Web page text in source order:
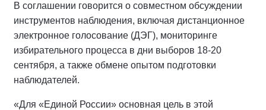
В соглашении говорится о совместном обсуждении
инструментов наблюдения, включая дистанционное
электронное голосование (ДЭГ), мониторинге
избирательного процесса в дни выборов 18-20
сентября, а также обмене опытом подготовки
наблюдателей.
«Для «Единой России» основная цель в этой